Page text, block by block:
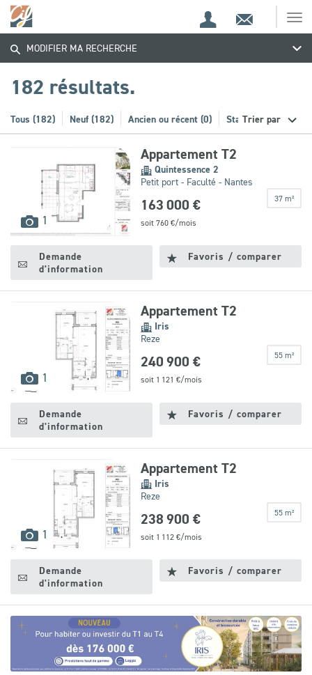
Espace
de
Espace
client
Contact
Trouvez
votre
bien
MODIFIER MA RECHERCHE
182 résultats.
Trier par
Tous (182) Neuf (182) Ancien ou récent (0) Stationnement (20)
1 images
disponibles
Appartement T2
Quintessence 2
Petit port - Faculté - Nantes
37 m²
163 000 €
soit 760€/mois
Demande
d'information
Favoris / comparer
1 images
disponibles
Appartement T2
Iris
Reze
55 m²
240 900 €
soit 1 121 €/mois
Demande
d'information
Favoris / comparer
1 images
disponibles
Appartement T2
Iris
Reze
55 m²
238 900 €
soit 1 112€/mois
Demande
d'information
Favoris / comparer